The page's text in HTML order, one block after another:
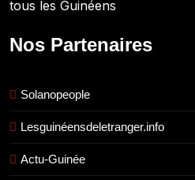
tous les Guinéens
Nos Partenaires
Solanopeople
Lesguinéensdeletranger.info
Actu-Guinée